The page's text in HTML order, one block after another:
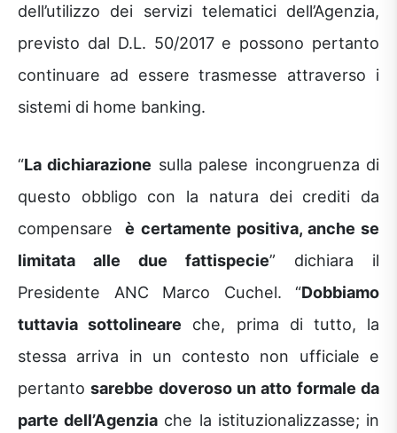
dell’utilizzo dei servizi telematici dell’Agenzia,
previsto dal D.L. 50/2017 e possono pertanto
continuare ad essere trasmesse attraverso i
sistemi di home banking.
“La dichiarazione sulla palese incongruenza di
questo obbligo con la natura dei crediti da
compensareè certamente positiva, anche se
limitata alle due fattispecie” dichiara il
Presidente ANC Marco Cuchel. “Dobbiamo
tuttavia sottolineare che, prima di tutto, la
stessa arriva in un contesto non ufficiale e
pertantosarebbe doveroso un atto formale da
parte dell’Agenzia che la istituzionalizzasse; in